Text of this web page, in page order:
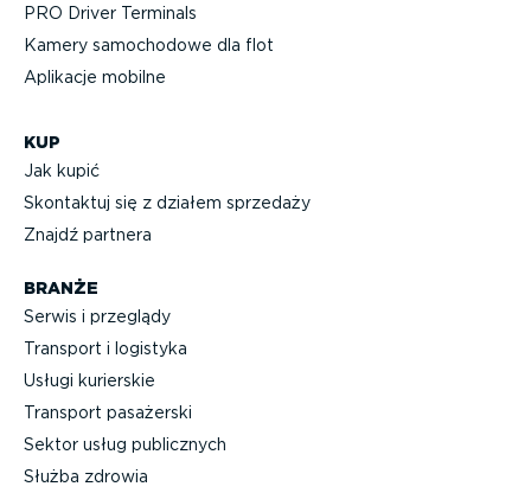
PRO Driver Terminals
Kamery samochodowe dla flot
Aplikacje mobilne
KUP
Jak kupić
Skontaktuj się z działem sprzedaży
Znajdź partnera
BRANŻE
Serwis i przeglądy
Transport i logistyka
Usługi kurierskie
Transport pasażerski
Sektor usług publicznych
Służba zdrowia